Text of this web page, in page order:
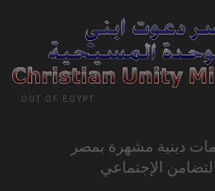
OUT OF EGYPT
دينية مشهرة بمصر
الإجتماعي